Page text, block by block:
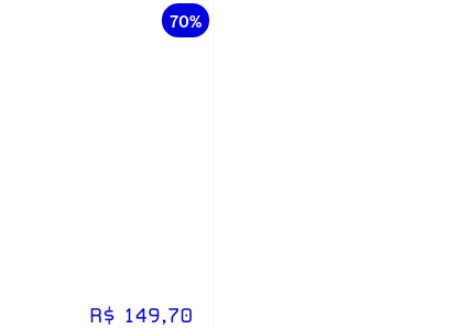
70%
R$ 149,70